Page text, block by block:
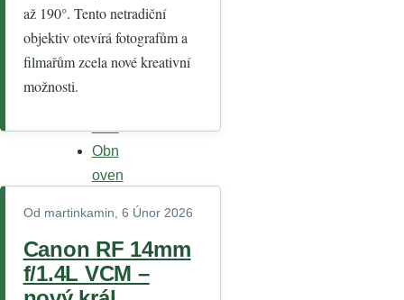
až 190°. Tento netradiční
objektiv otevírá fotografům a
filmařům zcela nové kreativní
možnosti.
Od martinkamin, 6 Únor 2026
Canon RF 14mm
f/1.4L VCM –
Vytv
účet
Obn
oven
vaše
ho
hesl